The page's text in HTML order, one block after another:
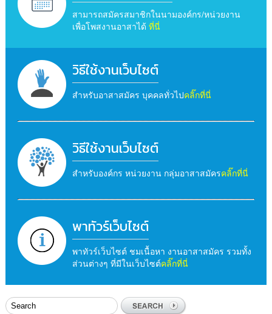
สามารถสมัครสมาชิกในนามองค์กร/หน่วยงาน
เพื่อโพสงานอาสาได้ ที่นี่
วิธีใช้งานเว็บไซต์
สำหรับอาสาสมัคร บุคคลทั่วไปคลิ๊กที่นี่
วิธีใช้งานเว็บไซต์
สำหรับองค์กร หน่วยงาน กลุ่มอาสาสมัครคลิ๊กที่นี่
พาทัวร์เว็บไซต์
พาทัวร์เว็บไซต์ ชมเนื้อหา งานอาสาสมัคร รวมทั้ง
ส่วนต่างๆ ที่มีในเว็บไซต์คลิ๊กที่นี่